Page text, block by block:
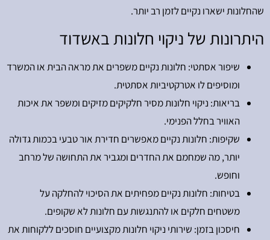
שהחלונות ישארו נקיים לזמן רב יותר.
היתרונות של ניקוי חלונות באשדוד
שיפור אסתטי: חלונות נקיים משפרים את מראה הבית או המשרד
ומוסיפים לו אטרקטיביות אסתטית.
בריאות: ניקוי חלונות מסיר חלקיקים מזיקים ומשפר את איכות
האוויר בחלל הפנימי.
שקיפות: חלונות נקיים מאפשרים חדירת אור טבעי בכמות גדולה
יותר, מה שמחמם את החדרים ומגביר את התחושה של מרחב
וחופש.
בטיחות: חלונות נקיים מפחיתים את הסיכוי להחלקה על
משטחים חלקים או להתנגשות עם חלונות לא שקופים.
חיסכון בזמן: שירותי ניקוי חלונות מקצועיים חוסכים ללקוחות את